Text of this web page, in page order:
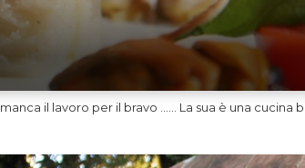
il lavoro per il bravo …… La sua è una